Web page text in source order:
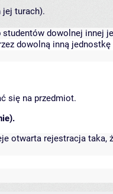
jej turach).
dowolnej innej
dowolną inną jednostkę
się na przedmiot.
otwarta rejestracja taka,